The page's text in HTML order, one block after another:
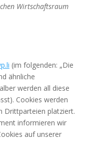
Wirtschaftsraum
(im folgenden: „Die
ähnliche
werden all diese
Cookies werden
Drittparteien platziert.
informieren wir
auf unserer